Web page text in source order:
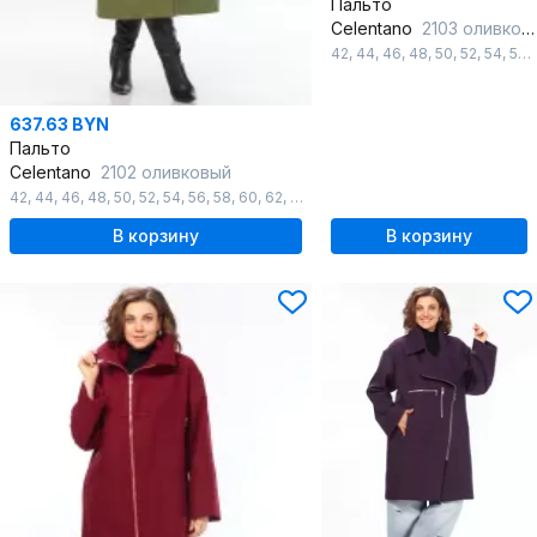
637.63 BYN
Пальто
Celentano 2102 оливковый
42, 44, 46, 48, 50, 52, 54, 56, 58, 60, 62, 64
В корзину
Пальто
Celentano 2103 оливковый
42, 44, 46, 48, 50, 52, 54, 56 ,
В корзину